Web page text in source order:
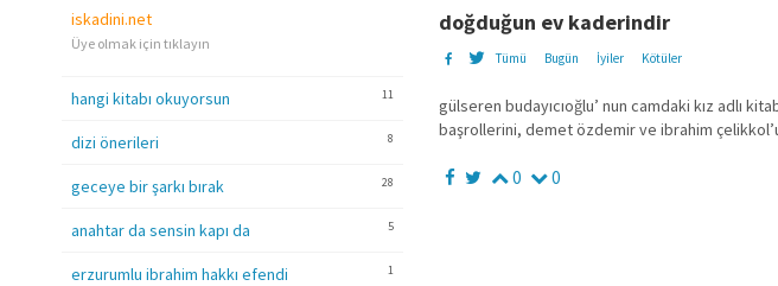
iskadini.net
Üye olmak için tıklayın
11
hangi kitabı okuyorsun
8
dizi önerileri
28
geceye bir şarkı bırak
5
anahtar da sensin kapı da
1
erzurumlu ibrahim hakkı efendi
doğduğun ev kaderindir
Tümü Bugün İyiler Kötüler
gülseren budayıcıoğlu’ nun camdaki kız adlı
başrollerini, demet özdemir ve ibrahim
0 0